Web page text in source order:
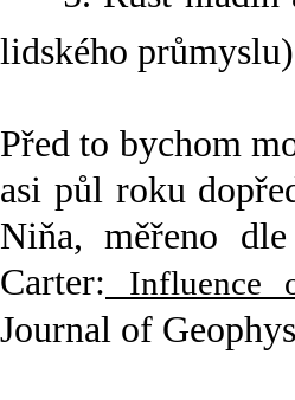
lidského průmyslu)
Před to bychom
asi půl roku
Niňa, měřeno
Carter: Influence
Journal of